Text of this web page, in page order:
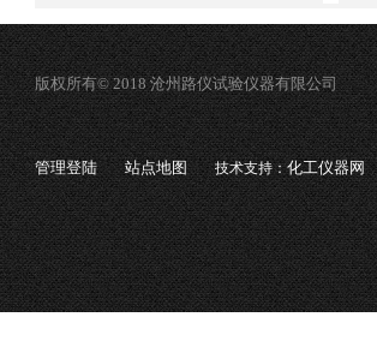
版权所有© 2018 沧州路仪试验仪器有限公司
管理登陆 站点地图 技术支持：化工仪器网